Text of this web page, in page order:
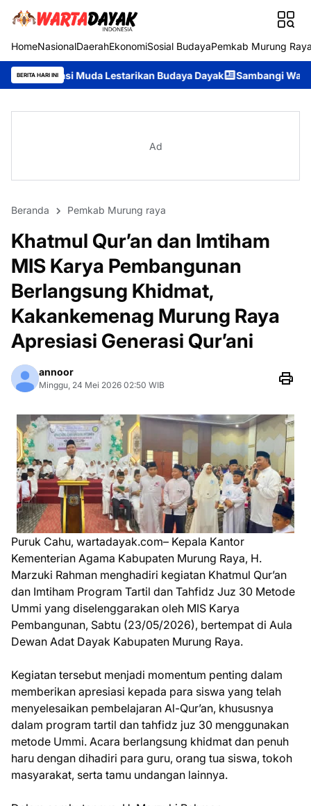
HomeNasionalDaerahEkonomiSosial BudayaPemkab Murung
BERITA HARI INI
Lestarikan Budaya Dayak Sambangi Warga Desa, Ditpolairud
Ad
Beranda Pemkab Murung raya
Khatmul Qur’an dan Imtiham
MIS Karya Pembangunan
Berlangsung Khidmat,
Kakankemenag Murung Raya
Apresiasi Generasi Qur’ani
annoor
Minggu, 24 Mei 2026 02:50 WIB
Puruk Cahu, wartadayak.com– Kepala Kantor
Kementerian Agama Kabupaten Murung Raya, H.
Marzuki Rahman menghadiri kegiatan Khatmul Qur’an
dan Imtiham Program Tartil dan Tahfidz Juz 30 Metode
Ummi yang diselenggarakan oleh MIS Karya
Pembangunan, Sabtu (23/05/2026), bertempat di Aula
Dewan Adat Dayak Kabupaten Murung Raya.
Kegiatan tersebut menjadi momentum penting dalam
memberikan apresiasi kepada para siswa yang telah
menyelesaikan pembelajaran Al-Qur’an, khususnya
dalam program tartil dan tahfidz juz 30 menggunakan
metode Ummi. Acara berlangsung khidmat dan penuh
haru dengan dihadiri para guru, orang tua siswa, tokoh
masyarakat, serta tamu undangan lainnya.